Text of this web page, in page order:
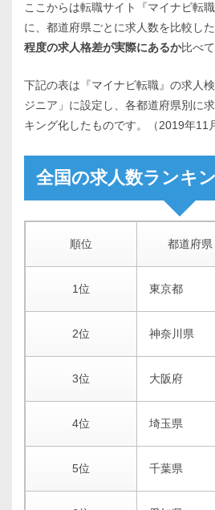
ここからは転職サイト『マイナビ転
に、都道府県ごとに求人数を比較した
程度の求人格差が実際にあるか比べ
下記の表は『マイナビ転職』の求人
ジニア」に設定し、各都道府県別に
キング化したものです。（2019年11
全国の求人数ランキ
順位 都道府県
1位 東京都
2位 神奈川県
3位 大阪府
4位 埼玉県
5位 千葉県